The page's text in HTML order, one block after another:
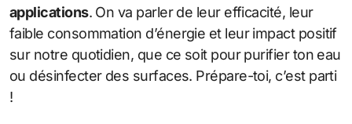
applications. On va parler de leur efficacité, leur
faible consommation d’énergie et leur impact positif
sur notre quotidien, que ce soit pour purifier ton eau
ou désinfecter des surfaces. Prépare-toi, c’est parti
!